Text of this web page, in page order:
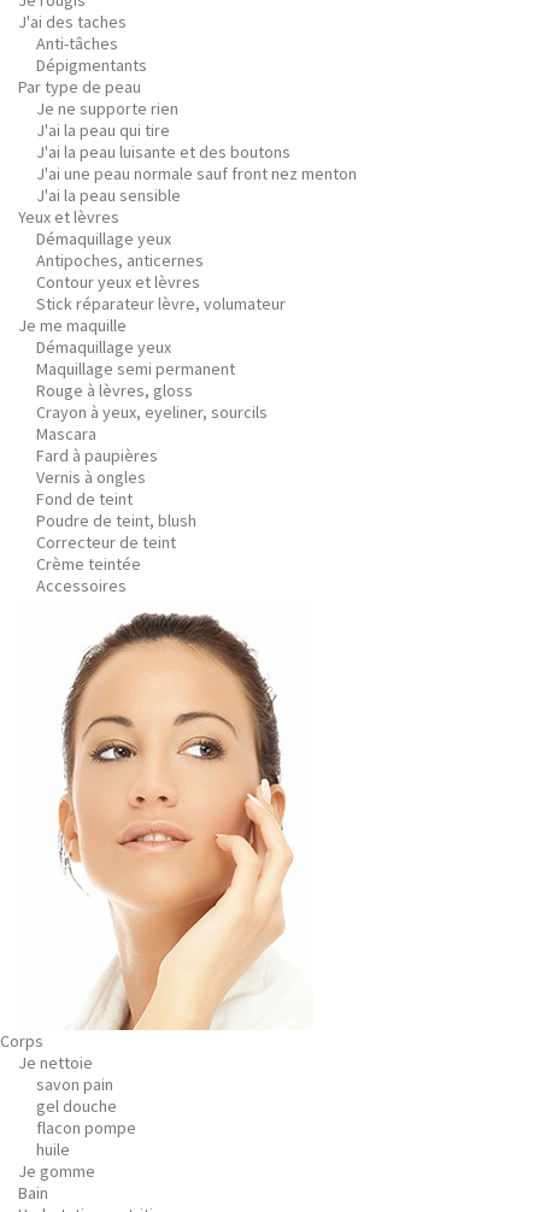
J'ai des taches
Anti-tâches
Dépigmentants
Par type de peau
Je ne supporte rien
J'ai la peau qui tire
J'ai la peau luisante et des boutons
J'ai une peau normale sauf front nez menton
J'ai la peau sensible
Yeux et lèvres
Démaquillage yeux
Antipoches, anticernes
Contour yeux et lèvres
Stick réparateur lèvre, volumateur
Je me maquille
Démaquillage yeux
Maquillage semi permanent
Rouge à lèvres, gloss
Crayon à yeux, eyeliner, sourcils
Mascara
Fard à paupières
Vernis à ongles
Fond de teint
Poudre de teint, blush
Correcteur de teint
Crème teintée
Accessoires
Corps
Je nettoie
savon pain
gel douche
flacon pompe
huile
Je gomme
Bain